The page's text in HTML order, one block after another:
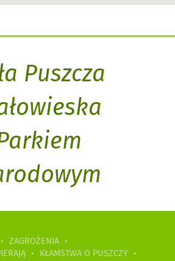
Puszcza
• ZAGROŻENIA
•
• KŁAMSTWA O PUSZCZY
•